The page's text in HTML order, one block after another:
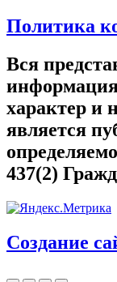
Политика
Вся
характер и
является
437(2)
Создание